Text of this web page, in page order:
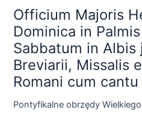
Officium Majoris
Dominica in
Sabbatum in Albis
Breviarii, Missalis
Romani cum
Pontyfikalne obrzędy